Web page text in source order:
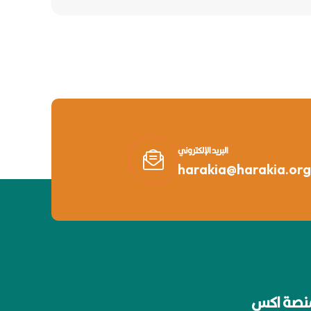
البريد الإلكتروني
اكس